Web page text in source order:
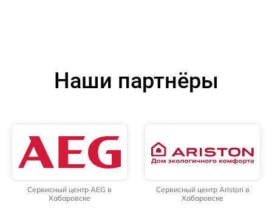
Наши партнёры
Сервисный центр AEG в
Хабаровске
Сервисный центр Ariston в
Хабаровске